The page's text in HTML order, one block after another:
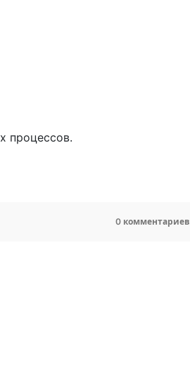
процессов.
0 комментариев